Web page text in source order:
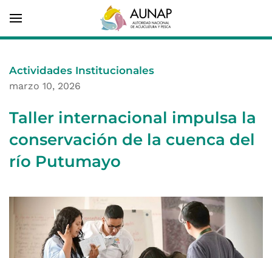
Actividades Institucionales
marzo 10, 2026
Taller internacional impulsa la
conservación de la cuenca del
río Putumayo